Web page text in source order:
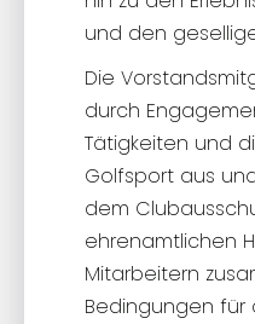
und den
Die
durch
Tätigkeiten und
Golfsport aus
dem
ehrenamtlichen
Mitarbeitern
Bedingungen